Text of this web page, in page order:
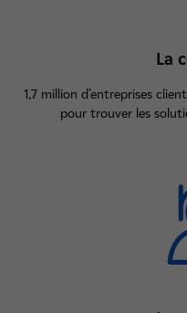
La
1,7 million d’entreprises
pour trouver les